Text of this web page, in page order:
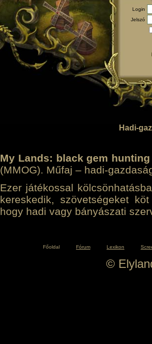
Login
Jelszó
Hadi-
My Lands: black gem hunting
(MMOG). Műfaj – hadi-
Ezer játékossal
kereskedik, szövetségeket
hogy hadi vagy bányászati
Főoldal Fórum Lexikon
©